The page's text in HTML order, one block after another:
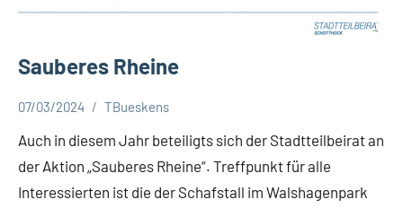
Sauberes Rheine
07/03/2024 TBueskens
Auch in diesem Jahr beteiligts sich der Stadtteilbeirat an
der Aktion „Sauberes Rheine“. Treffpunkt für alle
Interessierten ist die der Schafstall im Walshagenpark